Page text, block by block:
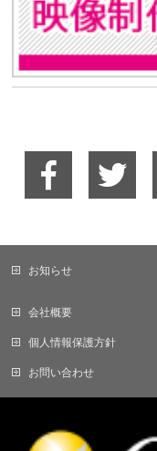
お知らせ
会社概要
個人情報保護方針
お問い合わせ